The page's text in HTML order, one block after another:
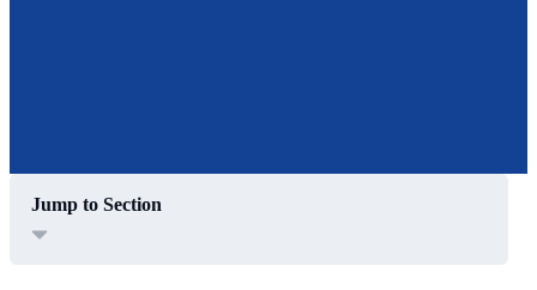
Jump to Section